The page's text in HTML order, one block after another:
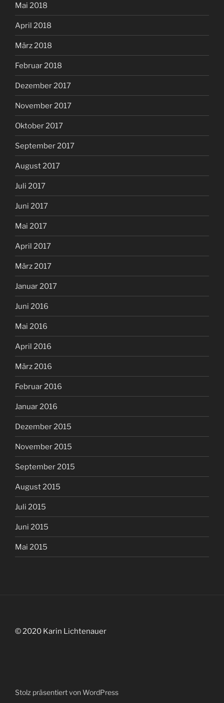
Mai 2018
April 2018
März 2018
Februar 2018
Dezember 2017
November 2017
Oktober 2017
September 2017
August 2017
Juli 2017
Juni 2017
Mai 2017
April 2017
März 2017
Januar 2017
Juni 2016
Mai 2016
April 2016
März 2016
Februar 2016
Januar 2016
Dezember 2015
November 2015
September 2015
August 2015
Juli 2015
Juni 2015
Mai 2015
© 2020 Karin Lichtenauer
Stolz präsentiert von WordPress